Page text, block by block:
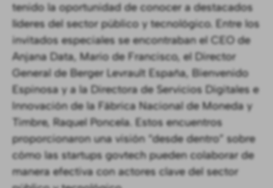
tenido la oportunidad de conocer a destacados
líderes del sector público y tecnológico. Entre los
invitados especiales se encontraban el CEO de
Anjana Data, Mario de Francisco, el Director
General de Berger Levrault España, Bienvenido
Espinosa y a la Directora de Servicios Digitales e
Innovación de la Fábrica Nacional de Moneda y
Timbre, Raquel Poncela. Estos encuentros
proporcionaron una visión “desde dentro” sobre
cómo las startups govtech pueden colaborar de
manera efectiva con actores clave del sector